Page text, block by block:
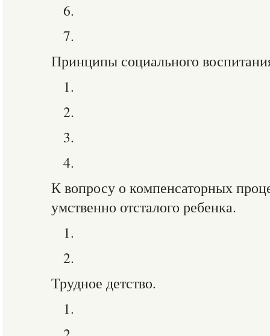
6.
7.
Принципы социального
1.
2.
3.
4.
К вопросу о компенсаторных
умственно отсталого ребенка.
1.
2.
Трудное детство.
1.